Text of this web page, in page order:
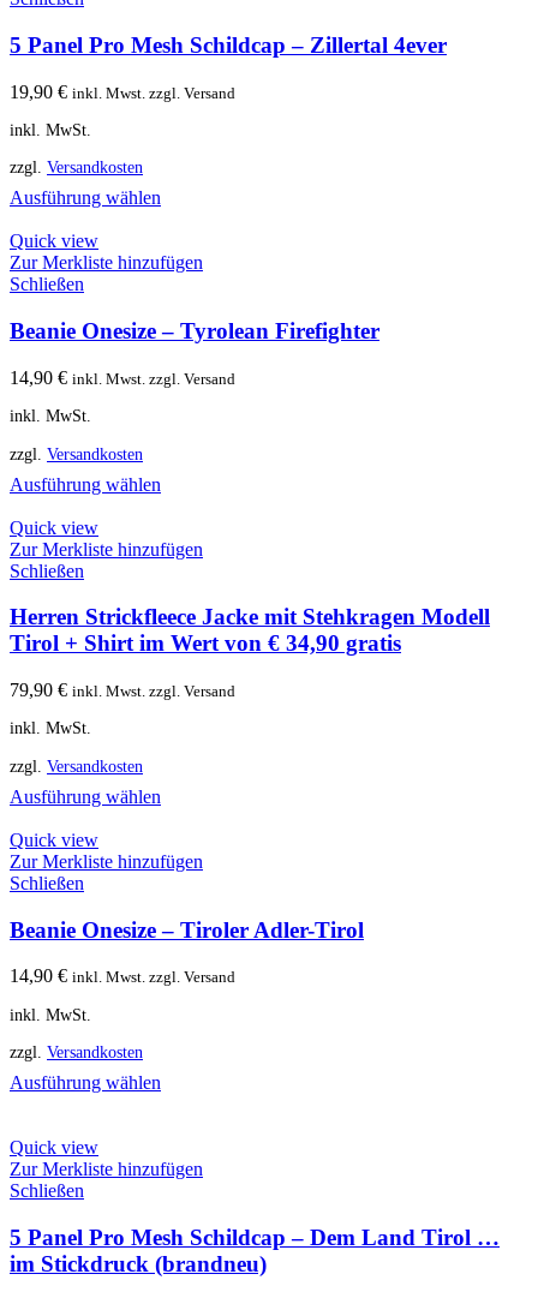
5 Panel Pro Mesh Schildcap – Zillertal 4ever
19,90 € inkl. Mwst. zzgl. Versand
inkl. MwSt.
zzgl. Versandkosten
Ausführung wählen
Quick view
Zur Merkliste hinzufügen
Schließen
Beanie Onesize – Tyrolean Firefighter
14,90 € inkl. Mwst. zzgl. Versand
inkl. MwSt.
zzgl. Versandkosten
Ausführung wählen
Quick view
Zur Merkliste hinzufügen
Schließen
Herren Strickfleece Jacke mit Stehkragen Modell
Tirol + Shirt im Wert von € 34,90 gratis
79,90 € inkl. Mwst. zzgl. Versand
inkl. MwSt.
zzgl. Versandkosten
Ausführung wählen
Quick view
Zur Merkliste hinzufügen
Schließen
Beanie Onesize – Tiroler Adler-Tirol
14,90 € inkl. Mwst. zzgl. Versand
inkl. MwSt.
zzgl. Versandkosten
Ausführung wählen
Quick view
Zur Merkliste hinzufügen
Schließen
5 Panel Pro Mesh Schildcap – Dem Land Tirol …
im Stickdruck (brandneu)